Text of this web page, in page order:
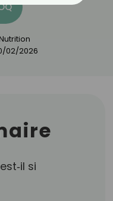
02/2026
si